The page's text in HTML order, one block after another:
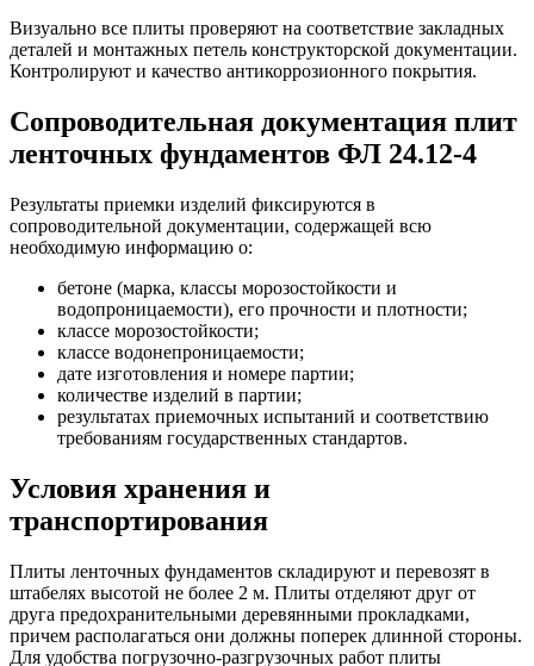
Визуально все плиты проверяют на соответствие закладных
деталей и монтажных петель конструкторской документации.
Контролируют и качество антикоррозионного покрытия.
Сопроводительная документация плит
ленточных фундаментов ФЛ 24.12-4
Результаты приемки изделий фиксируются в
сопроводительной документации, содержащей всю
необходимую информацию о:
бетоне (марка, классы морозостойкости и
водопроницаемости), его прочности и плотности;
классе морозостойкости;
классе водонепроницаемости;
дате изготовления и номере партии;
количестве изделий в партии;
результатах приемочных испытаний и соответствию
требованиям государственных стандартов.
Условия хранения и
транспортирования
Плиты ленточных фундаментов складируют и перевозят в
штабелях высотой не более 2 м. Плиты отделяют друг от
друга предохранительными деревянными прокладками,
причем располагаться они должны поперек длинной стороны.
Для удобства погрузочно-разгрузочных работ плиты